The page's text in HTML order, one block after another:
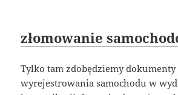
złomowanie
Tylko tam zdobędziemy
wyrejestrowania samochodu w